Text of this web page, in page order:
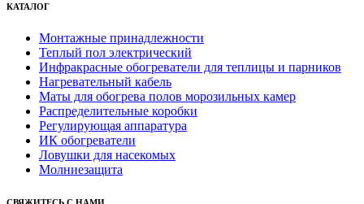
КАТАЛОГ
Монтажные принадлежности
Теплый пол электрический
Инфракрасные обогреватели для теплицы и парников
Нагревательный кабель
Маты для обогрева полов морозильных камер
Распределительные коробки
Регулирующая аппаратура
ИК обогреватели
Ловушки для насекомых
Молниезащита